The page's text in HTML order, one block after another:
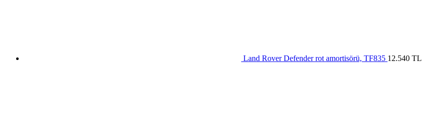
Land Rover Defender rot amortisörü, TF835 12.540 TL